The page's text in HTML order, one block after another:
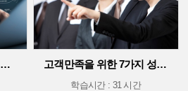
일잘러들의 업무파트너, ChatGPT 스마트하게 일하라! 고객만족을 위한 7가지 성공 가이드
학습시간 : 31 시간